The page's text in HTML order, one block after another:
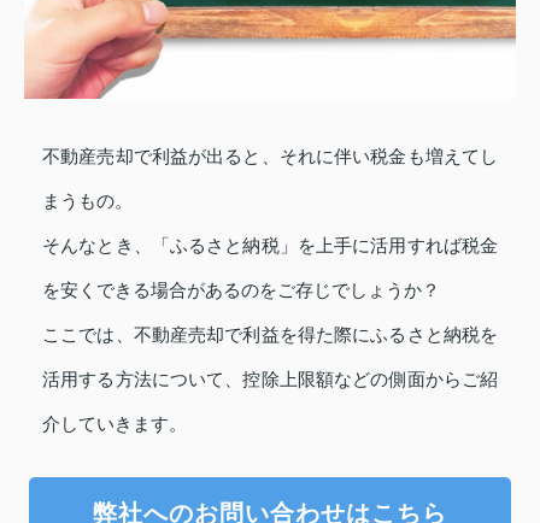
不動産売却で利益が出ると、それに伴い税金も増えてし
まうもの。
そんなとき、「ふるさと納税」を上手に活用すれば税金
を安くできる場合があるのをご存じでしょうか？
ここでは、不動産売却で利益を得た際にふるさと納税を
活用する方法について、控除上限額などの側面からご紹
介していきます。
弊社へのお問い合わせはこちら